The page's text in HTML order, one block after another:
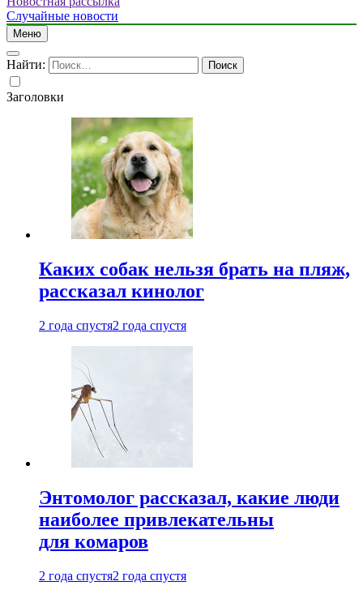
Случайные новости
Меню
Найти:
Заголовки
Каких собак нельзя брать на пляж,
рассказал кинолог
2 года спустя2 года спустя
Энтомолог рассказал, какие люди
наиболее привлекательны
для комаров
2 года спустя2 года спустя